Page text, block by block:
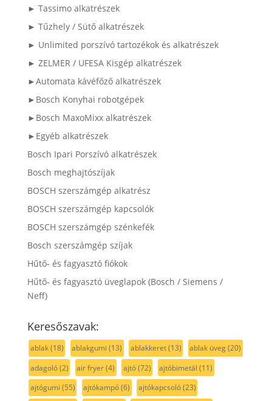
► Tassimo alkatrészek
► Tűzhely / Sütő alkatrészek
► Unlimited porszívó tartozékok és alkatrészek
► ZELMER / UFESA Kisgép alkatrészek
►Automata kávéfőző alkatrészek
►Bosch Konyhai robotgépek
►Bosch MaxoMixx alkatrészek
►Egyéb alkatrészek
Bosch Ipari Porszívó alkatrészek
Bosch meghajtószíjak
BOSCH szerszámgép alkatrész
BOSCH szerszámgép kapcsolók
BOSCH szerszámgép szénkefék
Bosch szerszámgép szíjak
Hűtő- és fagyasztó fiókok
Hűtő- és fagyasztó üveglapok (Bosch / Siemens /
Neff)
Keresőszavak:
ablak(18) ablakgumi (13) ablakkeret(13) ablak üveg(20)
adagoló(2) air fryer(4) ajtó(72) ajtóbimetál (11)
ajtógumi (55) ajtókampó(6) ajtókapcsoló(23)